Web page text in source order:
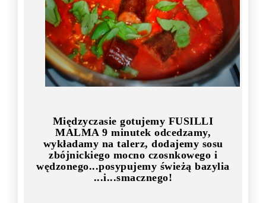
Międzyczasie gotujemy FUSILLI
MALMA 9 minutek odcedzamy,
wykładamy na talerz, dodajemy sosu
zbójnickiego mocno czosnkowego i
wędzonego...posypujemy świeżą bazylia
...i...smacznego!